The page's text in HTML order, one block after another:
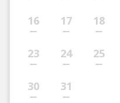
16 17 18
23 24 25
30 31